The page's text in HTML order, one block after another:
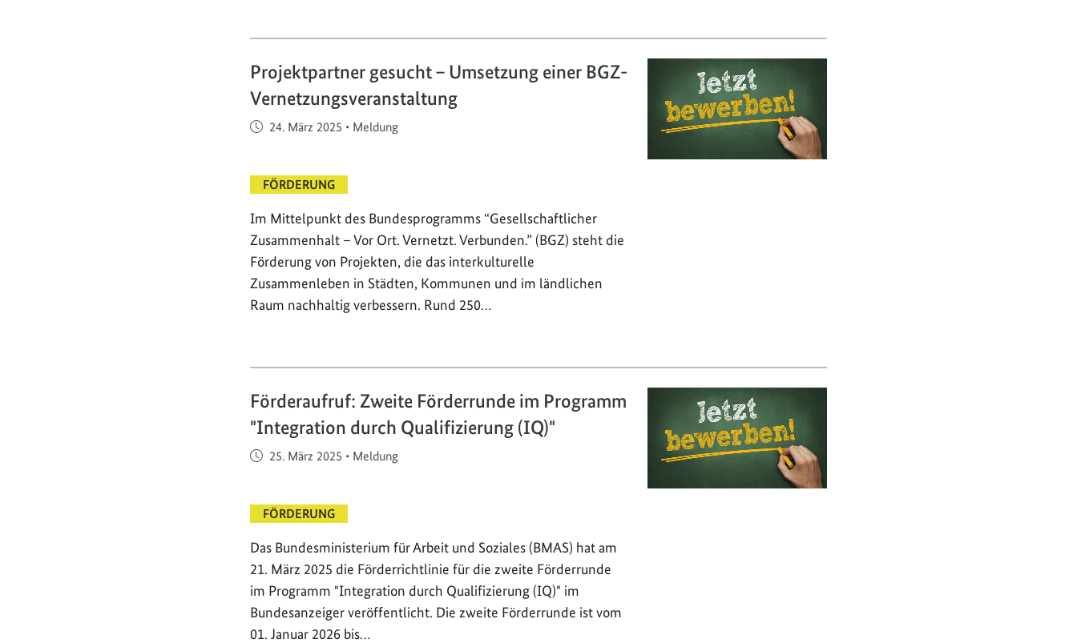
Projektpartner gesucht – Umsetzung einer BGZ-
Vernetzungsveranstaltung
Veröffentlicht am
24. März 2025 • Meldung
FÖRDERUNG
Im Mittelpunkt des Bundesprogramms “Gesellschaftlicher
Zusammenhalt – Vor Ort. Vernetzt. Verbunden.” (BGZ) steht die
Förderung von Projekten, die das interkulturelle
Zusammenleben in Städten, Kommunen und im ländlichen
Raum nachhaltig verbessern. Rund 250…
Förderaufruf: Zweite Förderrunde im Programm
"Integration durch Qualifizierung (IQ)"
Veröffentlicht am
25. März 2025 • Meldung
FÖRDERUNG
Das Bundesministerium für Arbeit und Soziales (BMAS) hat am
21. März 2025 die Förderrichtlinie für die zweite Förderrunde
im Programm "Integration durch Qualifizierung (IQ)" im
Bundesanzeiger veröffentlicht. Die zweite Förderrunde ist vom
01. Januar 2026 bis…